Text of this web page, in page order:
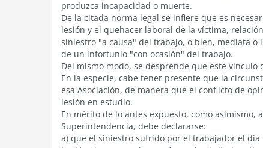
produzca incapacidad o muerte.
De la citada norma legal se infiere que es
lesión y el quehacer laboral de la víctima,
siniestro "a causa" del trabajo, o bien, mediata
de un infortunio "con ocasión" del trabajo.
Del mismo modo, se desprende que este
En la especie, cabe tener presente que la
esa Asociación, de manera que el conflicto de
lesión en estudio.
En mérito de lo antes expuesto, como
Superintendencia, debe declararse:
a) que el siniestro sufrido por el trabajador el